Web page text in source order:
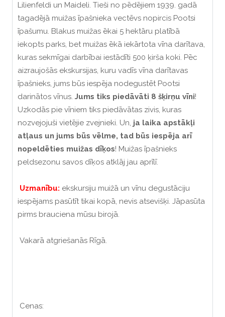
Lilienfeldi un Maideli. Tieši no pēdējiem 1939. gadā
tagadējā muižas īpašnieka vectēvs nopircis Pootsi
īpašumu. Blakus muižas ēkai 5 hektāru platībā
iekopts parks, bet muižas ēkā iekārtota vīna darītava,
kuras sekmīgai darbībai iestādīti 500 ķirša koki. Pēc
aizraujošās ekskursijas, kuru vadīs vīna darītavas
īpašnieks, jums būs iespēja nodegustēt Pootsi
darinātos vīnus. Jums tiks piedāvāti 8 šķirņu vīni!
Uzkodās pie vīniem tiks piedāvātas zivis, kuras
nozvejojuši vietējie zvejnieki. Un, ja laika apstākļi
atļaus un jums būs vēlme, tad būs iespēja arī
nopeldēties muižas dīķos! Muižas īpašnieks
peldsezonu savos dīķos atklāj jau aprīlī.
Uzmanību: ekskursiju muižā un vīnu degustāciju
iespējams pasūtīt tikai kopā, nevis atsevišķi. Jāpasūta
pirms brauciena mūsu birojā.
Vakarā atgriešanās Rīgā.
Cenas: